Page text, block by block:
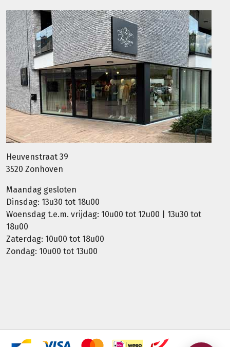
Heuvenstraat 39
3520 Zonhoven
Maandag gesloten
Dinsdag: 13u30 tot 18u00
Woensdag t.e.m. vrijdag: 10u00 tot 12u00 | 13u30 tot
18u00
Zaterdag: 10u00 tot 18u00
Zondag: 10u00 tot 13u00